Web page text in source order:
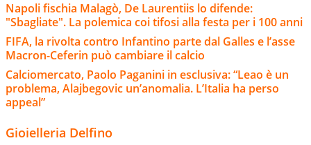
Napoli fischia Malagò, De Laurentiis lo difende:
"Sbagliate". La polemica coi tifosi alla festa per i 100 anni
FIFA, la rivolta contro Infantino parte dal Galles e l’asse
Macron-Ceferin può cambiare il calcio
Calciomercato, Paolo Paganini in esclusiva: “Leao è un
problema, Alajbegovic un’anomalia. L’Italia ha perso
appeal”
Gioielleria Delfino